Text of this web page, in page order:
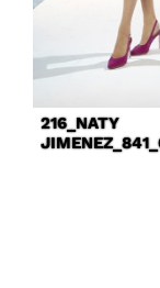
216_NATY